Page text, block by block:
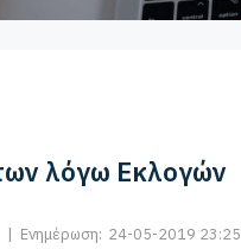
λόγω Εκλογών
| Ενημέρωση: 24-05-2019 23:25